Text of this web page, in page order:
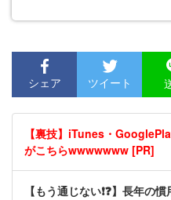
シェア ツイート
【裏技】iTunes・
がこちらwwwwwww [PR]
【もう通じない❗❓】長年の